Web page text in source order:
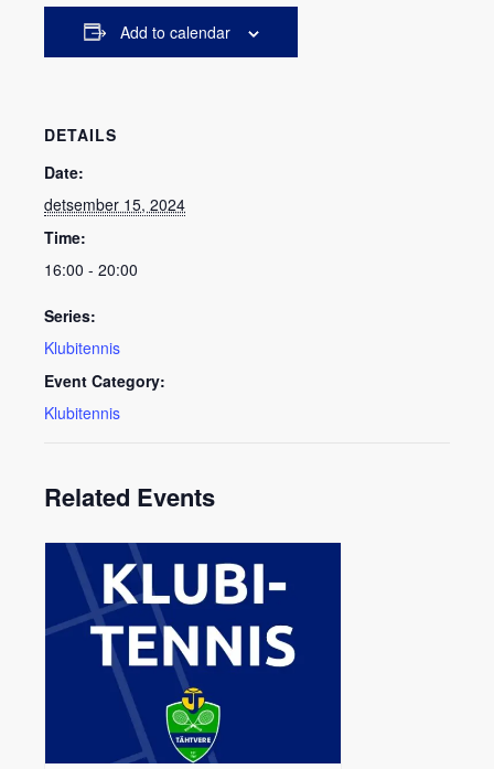
Add to calendar
DETAILS
Date:
detsember 15, 2024
Time:
16:00 - 20:00
Series:
Klubitennis
Event Category:
Klubitennis
Related Events